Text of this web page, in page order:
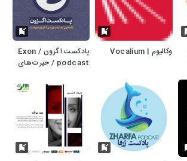
وکالیوم | Vocalium
پادکست اگزون / Exon
podcast / حیرت‌های
سرزمین بی نظیر علوم
طبیعی